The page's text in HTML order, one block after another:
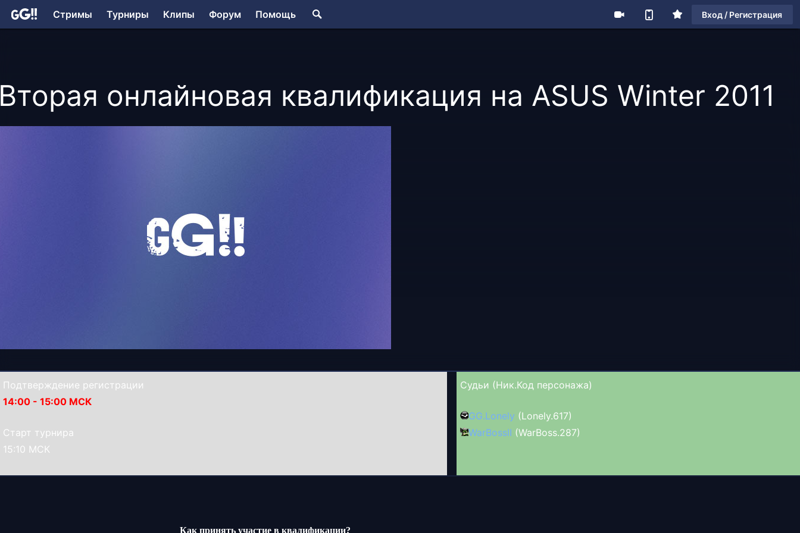
Стримы Турниры Клипы Форум Помощь Вход / Регистрация
онлайновая квалификация на ASUS Winter 2011
Подтверждение регистрации
14:00 - 15:00 МСК
Старт турнира
15:10 МСК
Судьи (Ник.Код персонажа)
GG.Lonely (Lonely.617)
WarBossII (WarBoss.287)
Как принять участие в квалификации?